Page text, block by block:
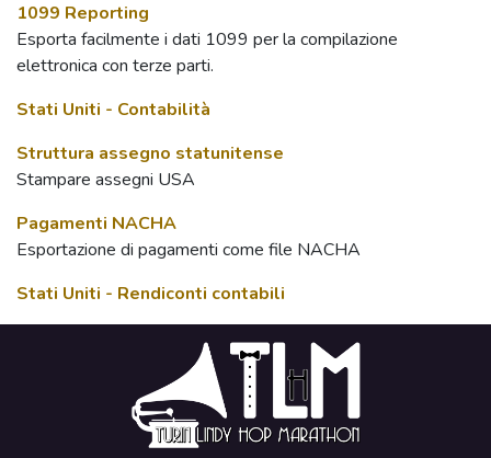
1099 Reporting
Esporta facilmente i dati 1099 per la compilazione
elettronica con terze parti.
Stati Uniti - Contabilità
Struttura assegno statunitense
Stampare assegni USA
Pagamenti NACHA
Esportazione di pagamenti come file NACHA
Stati Uniti - Rendiconti contabili